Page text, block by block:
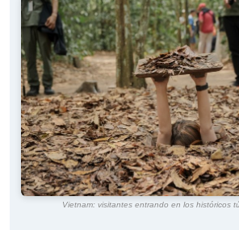
Vietnam: visitantes entrando en los históricos